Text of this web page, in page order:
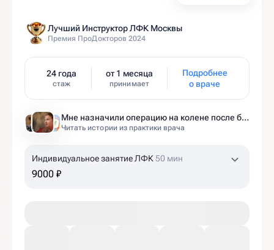
Лучший Инструктор ЛФК Москвы
Премия ПроДокторов 2024
24 года
стаж
от 1 месяца
принимает
Подробнее
о враче
Мне назначили операцию на колене после беременности. Оказалось — это было ошибкой
Читать истории из практики врача
Индивидуальное занятие ЛФК 50 мин
9000 ₽